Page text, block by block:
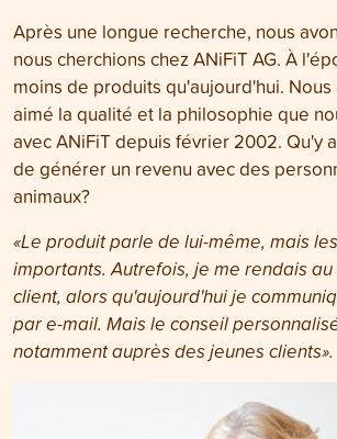
Après une longue recherche, nous
nous cherchions chez ANiFiT AG. À
moins de produits qu'aujourd'hui.
aimé la qualité et la philosophie que
avec ANiFiT depuis février 2002. Qu'y
de générer un revenu avec des
animaux?
«Le produit parle de lui-même, mais
importants. Autrefois, je me rendais
client, alors qu'aujourd'hui je
par e-mail. Mais le conseil
notamment auprès des jeunes clients».